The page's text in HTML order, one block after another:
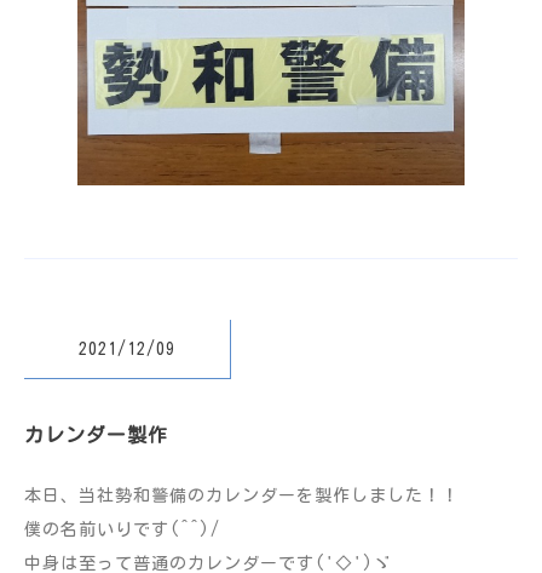
2021/12/09
カレンダー製作
本日、当社勢和警備のカレンダーを製作しました！！
僕の名前いりです(^^)/
中身は至って普通のカレンダーです('◇')ゞ